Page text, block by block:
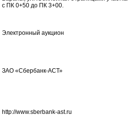
с ПК 0+50 до ПК 3+00.
Электронный аукцион
ЗАО «Сбербанк-АСТ»
http://www.sberbank-ast.ru